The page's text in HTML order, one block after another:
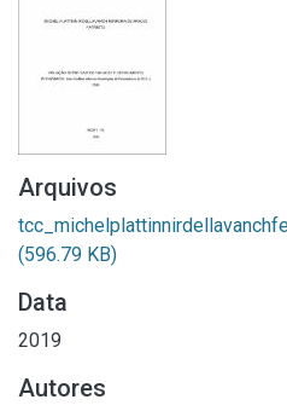
Arquivos
(596.79 KB)
Data
2019
Autores